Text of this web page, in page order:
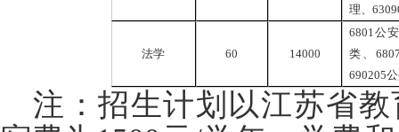
理、
法学 60 14000
6801公
类、
690205
注：招生计划以江苏省